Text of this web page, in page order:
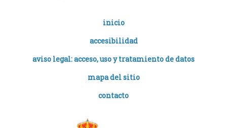
inicio
accesibilidad
aviso legal: acceso, uso y tratamiento de datos
mapa del sitio
contacto